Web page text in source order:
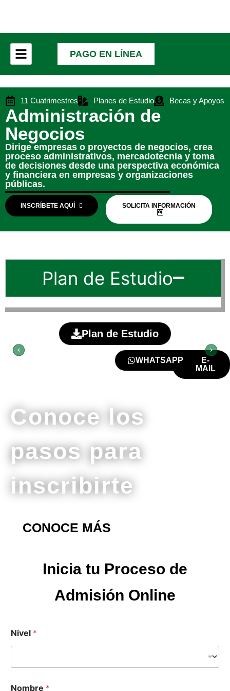
PAGO EN LÍNEA
11 Cuatrimestres Planes de Estudio Becas y Apoyos
Administración de
Negocios
Dirige empresas o proyectos de negocios, crea
proceso administrativos, mercadotecnia y toma
de decisiones desde una perspectiva económica
y financiera en empresas y organizaciones
públicas.
INSCRÍBETE AQUÍ SOLICITA INFORMACIÓN
Plan de Estudio
Plan de Estudio
E-
MAIL
WHATSAPP
Conoce los
pasos para
inscribirte
CONOCE MÁS
Inicia tu Proceso de
Admisión Online
Nivel *
Nombre *